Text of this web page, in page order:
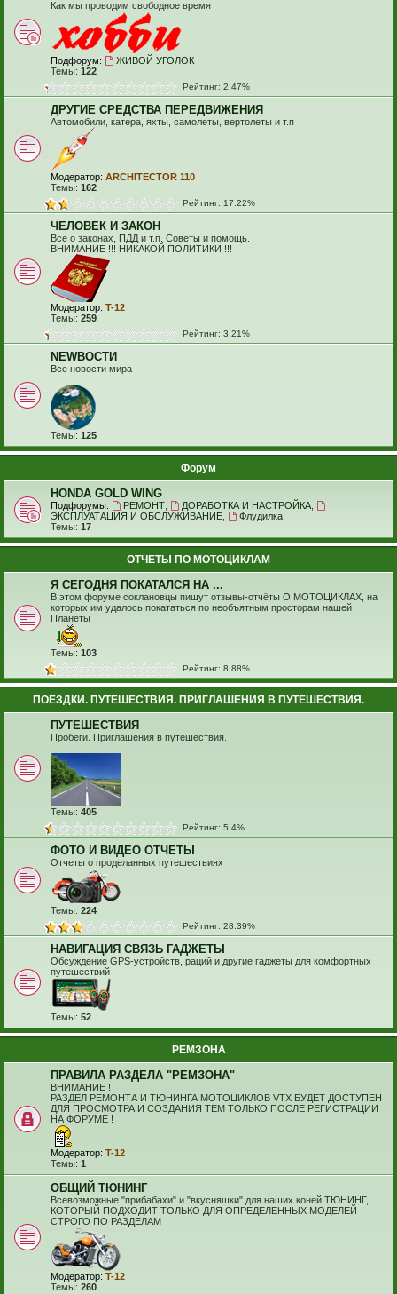
Как мы проводим свободное время
Подфорум:
ЖИВОЙ УГОЛОК
Темы: 122
Рейтинг: 2.47%
ДРУГИЕ СРЕДСТВА ПЕРЕДВИЖЕНИЯ
Автомобили, катера, яхты, самолеты, вертолеты и т.п
Модератор: ARCHITECTOR 110
Темы: 162
Рейтинг: 17.22%
ЧЕЛОВЕК И ЗАКОН
Все о законах, ПДД и т.п. Советы и помощь.
ВНИМАНИЕ !!! НИКАКОЙ ПОЛИТИКИ !!!
Модератор: T-12
Темы: 259
Рейтинг: 3.21%
NEWВОСТИ
Все новости мира
Темы: 125
Форум
HONDA GOLD WING
Подфорумы: РЕМОНТ, ДОРАБОТКА И НАСТРОЙКА,
ЭКСПЛУАТАЦИЯ И ОБСЛУЖИВАНИЕ
Флудилка
Темы: 17
ОТЧЕТЫ ПО МОТОЦИКЛАМ
Я СЕГОДНЯ ПОКАТАЛСЯ НА ...
В этом форуме соклановцы пишут отзывы-отчёты О МОТОЦИКЛАХ, на
которых им удалось покататься по необъятным просторам нашей
Планеты
Темы: 103
Рейтинг: 8.88%
ПОЕЗДКИ. ПУТЕШЕСТВИЯ. ПРИГЛАШЕНИЯ В ПУТЕШЕСТВИЯ.
ПУТЕШЕСТВИЯ
Пробеги. Приглашения в путешествия.
Темы: 405
Рейтинг: 5.4%
ФОТО И ВИДЕО ОТЧЕТЫ
Отчеты о проделанных путешествиях
Темы: 224
Рейтинг: 28.39%
НАВИГАЦИЯ СВЯЗЬ ГАДЖЕТЫ
Обсуждение GPS-устройств, раций и другие гаджеты для комфортных
путешествий
Темы: 52
РЕМЗОНА
ПРАВИЛА РАЗДЕЛА "РЕМЗОНА"
ВНИМАНИЕ !
РАЗДЕЛ РЕМОНТА И ТЮНИНГА МОТОЦИКЛОВ VTX БУДЕТ ДОСТУПЕН
ДЛЯ ПРОСМОТРА И СОЗДАНИЯ ТЕМ ТОЛЬКО ПОСЛЕ РЕГИСТРАЦИИ
НА ФОРУМЕ !
Модератор: T-12
Темы: 1
ОБЩИЙ ТЮНИНГ
Всевозможные "прибабахи" и "вкусняшки" для наших коней ТЮНИНГ,
КОТОРЫЙ ПОДХОДИТ ТОЛЬКО ДЛЯ ОПРЕДЕЛЕННЫХ МОДЕЛЕЙ -
СТРОГО ПО РАЗДЕЛАМ
Модератор: T-12
Темы: 260